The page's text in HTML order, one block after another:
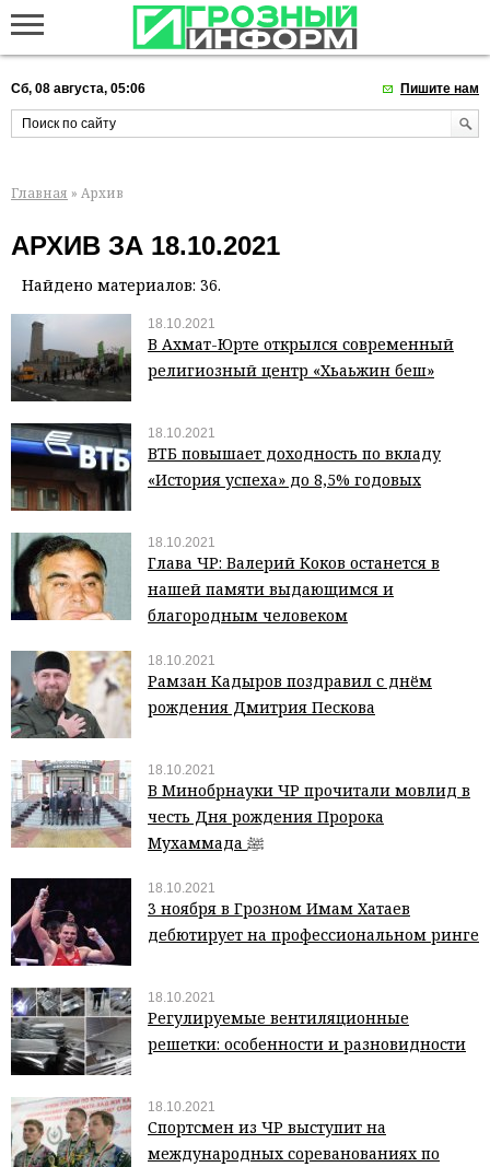
Сб, 08 августа, 05:06 Пишите нам
Главная » Архив
АРХИВ ЗА 18.10.2021
Найдено материалов: 36.
18.10.2021
В Ахмат-Юрте открылся современный
религиозный центр «Хьаьжин беш»
18.10.2021
ВТБ повышает доходность по вкладу
«История успеха» до 8,5% годовых
18.10.2021
Глава ЧР: Валерий Коков останется в
нашей памяти выдающимся и
благородным человеком
18.10.2021
Рамзан Кадыров поздравил с днём
рождения Дмитрия Пескова
18.10.2021
В Минобрнауки ЧР прочитали мовлид в
честь Дня рождения Пророка
Мухаммада ﷺ
18.10.2021
3 ноября в Грозном Имам Хатаев
дебютирует на профессиональном ринге
18.10.2021
Регулируемые вентиляционные
решетки: особенности и разновидности
18.10.2021
Спортсмен из ЧР выступит на
международных сореванованиях по